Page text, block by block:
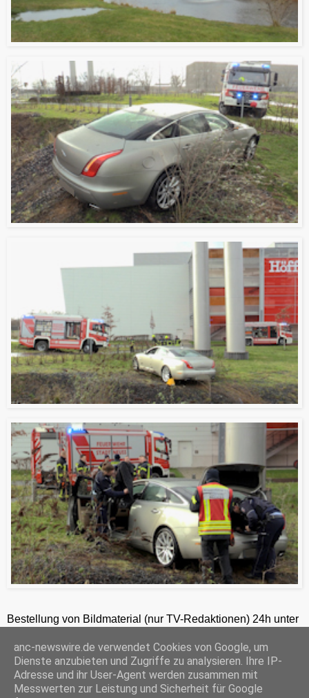
Bestellung von Bildmaterial (nur TV-Redaktionen) 24h unter
ANC-NEWS-TELEVISION GmbH, Kruppstraße 82 – 100, 45145 Essen, HRB 12411, Amtsgericht Essen, Geschäftsführer: C. Anhuth
C
o
p
E
m
a
W
h
a
P
r
i
S
h
a
anc-newswire.de verwendet Cookies von Google, um
Dienste anzubieten und Zugriffe zu analysieren. Ihre IP-
Adresse und ihr User-Agent werden zusammen mit
Messwerten zur Leistung und Sicherheit für Google